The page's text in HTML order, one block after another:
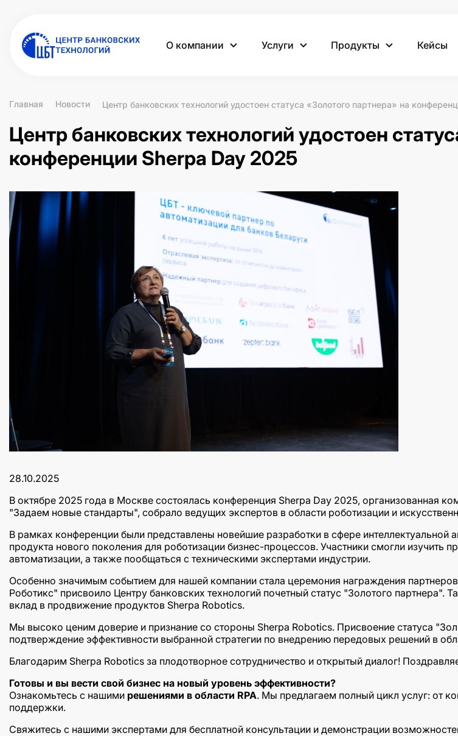
О компании Услуги Продукты Кейсы
Главная Новости Центр банковских технологий удостоен статуса «Золотого партнера» на
Центр банковских технологий удостоен
конференции Sherpa Day 2025
28.10.2025
В октябре 2025 года в Москве состоялась конференция Sherpa Day 2025,
"Задаем новые стандарты", собрало ведущих экспертов в области роботизации и
В рамках конференции были представлены новейшие разработки в сфере
продукта нового поколения для роботизации бизнес-процессов. Участники смогли изучить
автоматизации, а также пообщаться с техническими экспертами индустрии.
Особенно значимым событием для нашей компании стала церемония награждения
Роботикс" присвоило Центру банковских технологий почетный статус "Золотого
вклад в продвижение продуктов Sherpa Robotics.
Мы высоко ценим доверие и признание со стороны Sherpa Robotics. Присвоение статуса
подтверждение эффективности выбранной стратегии по внедрению передовых решений в
Благодарим Sherpa Robotics за плодотворное сотрудничество и открытый диалог!
Готовы и вы вести свой бизнес на новый уровень эффективности?
Ознакомьтесь с нашими решениями в области RPA. Мы предлагаем полный цикл услуг: от
поддержки.
Свяжитесь с нашими экспертами для бесплатной консультации и демонстрации